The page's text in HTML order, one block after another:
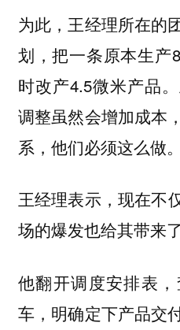
为此，王经理所在的
划，把一条原本生产
时改产4.5微米产品
调整虽然会增加成本
系，他们必须这么做。
王经理表示， 现在不
场的爆发也给其带来
他翻开调度安排表
车，明确定下产品交